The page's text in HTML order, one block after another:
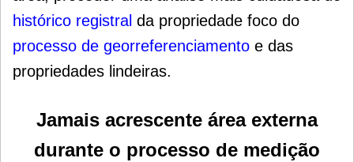
histórico registral da propriedade foco do
processo de georreferenciamento e das
propriedades lindeiras.
Jamais acrescente área externa
durante o processo de medição